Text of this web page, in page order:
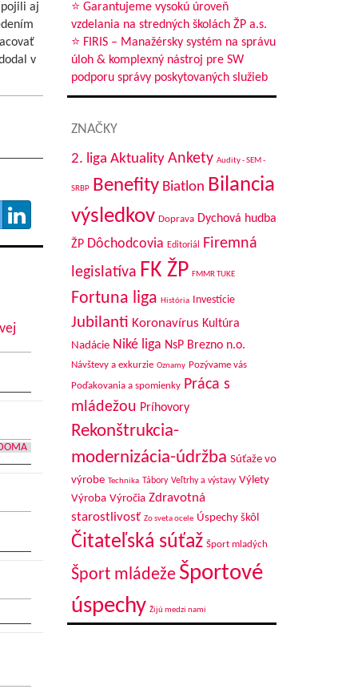
aj
v
⭐ Garantujeme vysokú úroveň
vzdelania na stredných školách ŽP a.s.
⭐ FIRIS – Manažérsky systém na správu
úloh & komplexný nástroj pre SW
podporu správy poskytovaných služieb
ZNAČKY
2. liga Aktuality Ankety Audity - SEM -
SRBP Benefity Biatlon Bilancia
výsledkov Doprava Dychová hudba
ŽP Dôchodcovia Editoriál
Firemná
legislatíva FK ŽP FMMR TUKE
Fortuna liga História Investície
Jubilanti Koronavírus Kultúra
Nadácie Niké liga NsP Brezno n.o.
Návštevy a exkurzie Oznamy Pozývame vás
Poďakovania a spomienky Práca s
mládežou Príhovory
Rekonštrukcia-
modernizácia-údržba Súťaže vo
výrobe Technika Tábory Veľtrhy a výstavy Výlety
Výroba Výročia Zdravotná
starostlivosť Zo sveta ocele Úspechy škôl
Čitateľská súťaž Šport mladých
Šport mládeže Športové
úspechy Žijú medzi nami